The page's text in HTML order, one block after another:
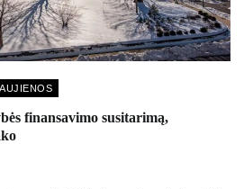
finansavimo susitarimą,